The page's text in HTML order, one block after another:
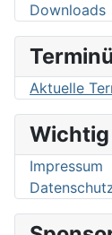
Downloads
Aktuelle
Wichtig
Impressum